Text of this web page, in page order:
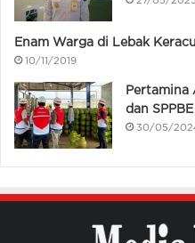
Enam Warga di Lebak
10/11/2019
Pertamina
dan
30/05/